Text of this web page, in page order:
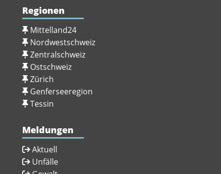
Regionen
Mittelland24
Nordwestschweiz
Zentralschweiz
Ostschweiz
Zürich
Genferseeregion
Tessin
Meldungen
Aktuell
Unfälle